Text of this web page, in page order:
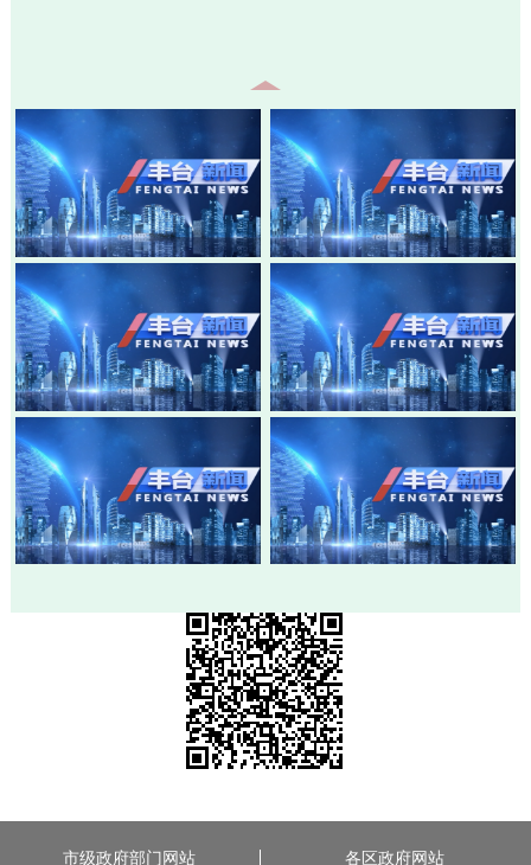
20260805-丰台新闻
20260803-丰台新闻
20260730-丰台新闻
20260728-丰台新闻
20260724-丰台新闻
市级政府部门网站 各区政府网站